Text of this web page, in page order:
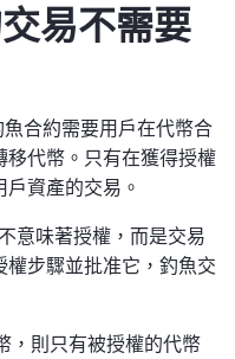
易不需要
合約需要用戶在代幣合
代幣。只有在獲得授權
資產的交易。
意味著授權，而是交易
步驟並批准它，釣魚交
，則只有被授權的代幣